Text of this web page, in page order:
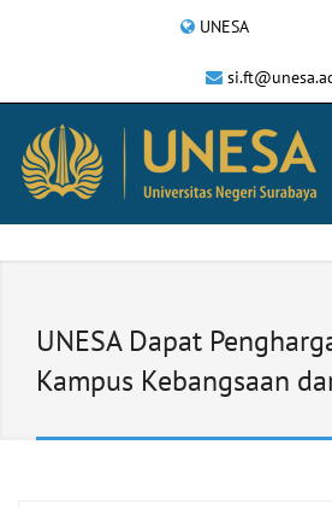
UNESA
UNESA Dapat
Kampus Kebangsaan